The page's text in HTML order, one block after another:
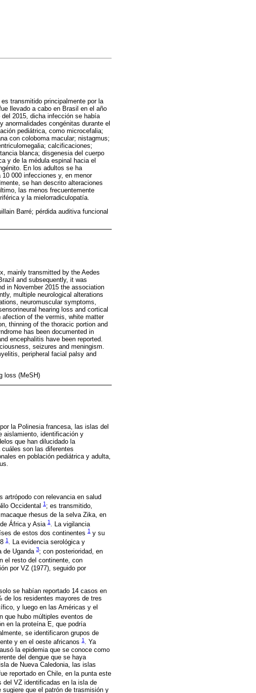
transmitido principalmente por la
llevado a cabo en Brasil en el año
2015, dicha infección se había
congénitas durante el
pediátrica, como microcefalia;
con coloboma macular; nistagmus;
calcificaciones;
blanca; disgenesia del cuerpo
y de la médula espinal hacia el
En los adultos se ha
000 infecciones y, en menor
se han descrito alteraciones
las menos frecuentemente
y la mielorradiculopatía.
Barré; pérdida auditiva funcional
mainly transmitted by the Aedes
and subsequently, it was
in November 2015 the association
multiple neurological alterations
neuromuscular symptoms,
hearing loss and cortical
of the vermis, white matter
thinning of the thoracic portion and
has been documented in
encephalitis have been reported.
seizures and meningism.
peripheral facial palsy and
loss (MeSH)
la Polinesia francesa, las islas del
aislamiento, identificación y
que han dilucidado la
son las diferentes
en población pediátrica y adulta,
con relevancia en salud
Occidental 1 ; es transmitido,
rhesus de la selva Zika, en
África y Asia 1
. La vigilancia
de estos dos continentes 1 y su
1 . La evidencia serológica y
de Uganda 3; con posterioridad, en
el resto del continente, con
por VZ (1977), seguido por
se habían reportado 14 casos en
de los residentes mayores de tres
y luego en las Américas y el
que hubo múltiples eventos de
en la proteína E, que podría
se identificaron grupos de
y en el oeste africanos 1 . Ya
la epidemia que se conoce como
del dengue que se haya
de Nueva Caledonia, las islas
reportado en Chile, en la punta este
del VZ identificadas en la isla de
que el patrón de trasmisión y